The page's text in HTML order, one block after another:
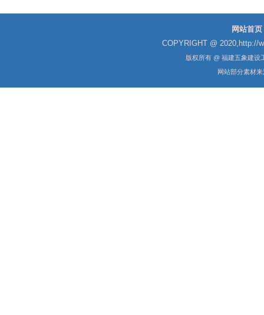
网站首页
COPYRIGHT @ 2020,http://
版权所有 @ 福建五象建设
网站部分素材